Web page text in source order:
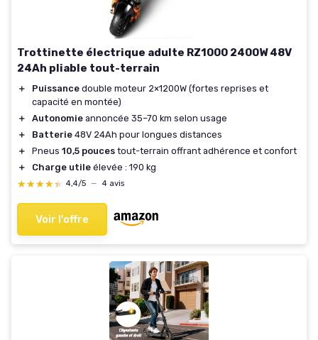
Trottinette électrique adulte RZ1000 2400W 48V
24Ah pliable tout-terrain
＋ Puissance double moteur 2×1200W (fortes reprises et
capacité en montée)
＋
Autonomie annoncée 35–70 km selon usage
＋
Batterie 48V 24Ah pour longues distances
＋
Pneus 10,5 pouces tout-terrain offrant adhérence et confort
＋
Charge utile élevée : 190 kg
★★★★★
★★★★★ 4,4/5 — 4 avis
Voir l'offre